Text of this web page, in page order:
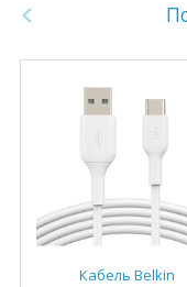
Кабель Belkin